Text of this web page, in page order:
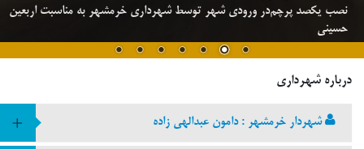
نصب یکصد پرچم‌در ورودی شهر توسط شهرداری خرمشهر به مناسبت اربعین
حسینی
درباره شهرداری
شهردار خرمشهر : دامون عبدالهی زاده